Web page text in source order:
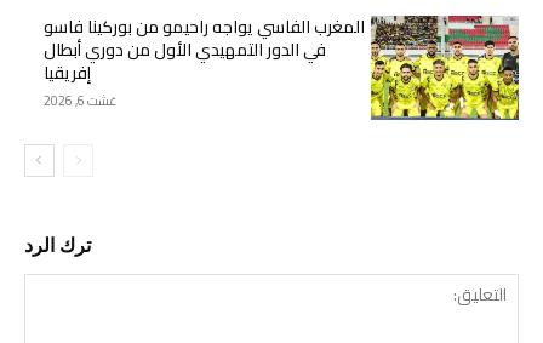
المغرب الفاسي يواجه راحيمو من بوركينا فاسو
في الدور التمهيدي الأول من دوري أبطال
إفريقيا
غشت 6, 2026
ترك الرد